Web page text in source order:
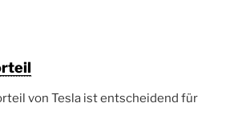
von Tesla ist entscheidend für